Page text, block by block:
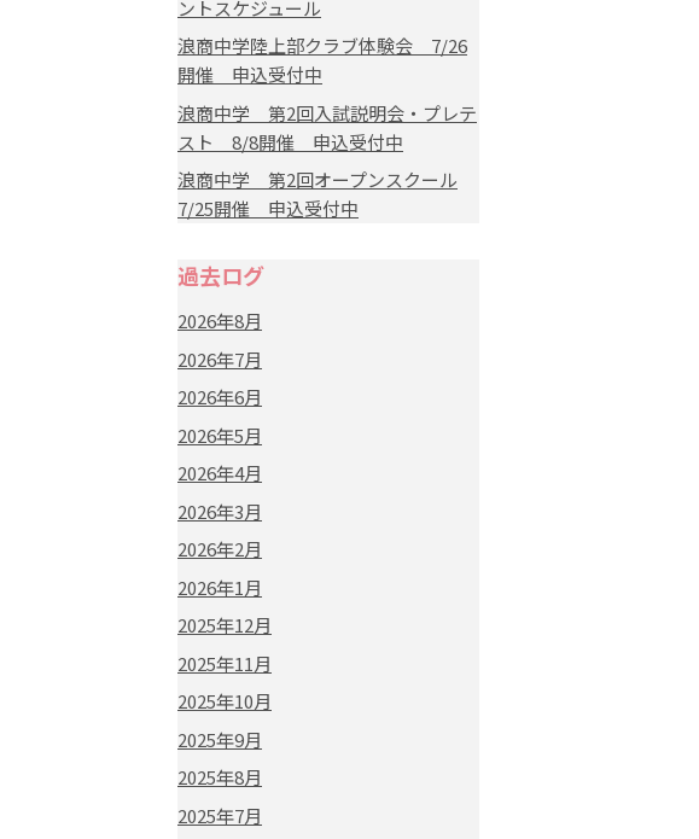
ントスケジュール
浪商中学陸上部クラブ体験会 7/26
開催 申込受付中
浪商中学 第2回入試説明会・プレテ
スト 8/8開催 申込受付中
浪商中学 第2回オープンスクール
7/25開催 申込受付中
過去ログ
2026年8月
2026年7月
2026年6月
2026年5月
2026年4月
2026年3月
2026年2月
2026年1月
2025年12月
2025年11月
2025年10月
2025年9月
2025年8月
2025年7月